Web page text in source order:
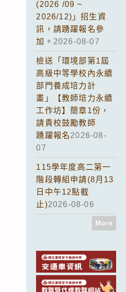
(2026 /09 ~
2026/12)」招生資
訊，請踴躍報名參
加。 2026-08-07
檢送「環境部第1屆
高級中等學校內永續
部門養成培力計
畫」【教師培力永續
工作坊】簡章1份，
請貴校鼓勵教師
踴躍報名2026-08-
07
115學年度高二第一
階段轉組申請(8月13
日中午12點截
止)2026-08-06
More